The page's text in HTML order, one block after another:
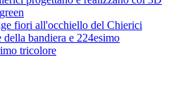
fiori all'occhiello del Chierici
bandiera e 224esimo
tricolore